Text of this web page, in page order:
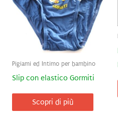
Pigiami ed Intimo per bambino
Slip con elastico Gormiti
Scopri di più